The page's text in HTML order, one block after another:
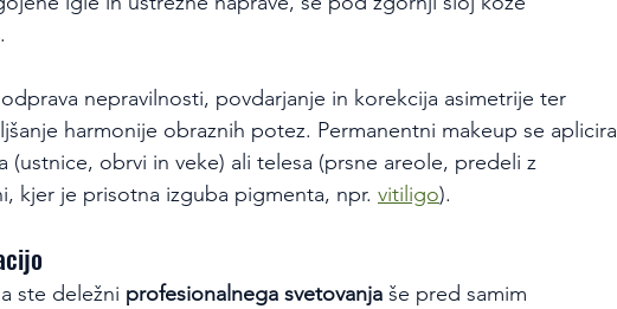
nepravilnosti, povdarjanje in korekcija asimetrije ter
harmonije obraznih potez. Permanentni makeup se aplicira
(ustnice, obrvi in veke) ali telesa (prsne areole, predeli z
kjer je prisotna izguba pigmenta, npr. vitiligo).
ste deležni profesionalnega svetovanja še pred samim